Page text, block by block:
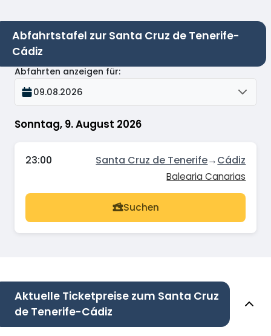
Abfahrtstafel zur Santa Cruz de Tenerife-
Cádiz
Sonntag, 9. August 2026
Abfahrten anzeigen für:
09.08.2026
23:00 Santa Cruz de Tenerife→Cádiz
Balearia Canarias
Suchen
Aktuelle Ticketpreise zum Santa Cruz
de Tenerife-Cádiz